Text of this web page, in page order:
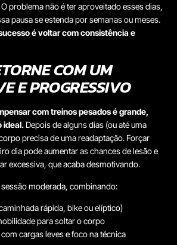
problema não é ter aproveitado esses dias,
pausa se estenda por semanas ou meses.
é voltar com consistência e
COM UM
E PROGRESSIVO
com treinos pesados é grande,
ideal.Depois de alguns dias (ou até uma
precisa de uma readaptação. Forçar
dia pode aumentar as chances de lesão e
excessiva, que acaba desmotivando.
moderada, combinando:
rápida, bike ou elíptico)
para soltar o corpo
cargas leves e foco na técnica